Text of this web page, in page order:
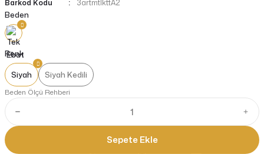
Barkod Kodu
3artmtlkttA2
Beden
Renk
Siyah
Siyah Kedili
Beden Ölçü Rehberi
Sepete Ekle